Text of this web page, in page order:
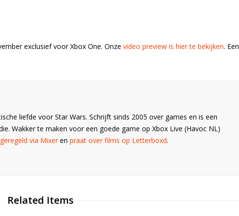
exclusief voor Xbox One. Onze video preview is hier te bekijken. Een
liefde voor Star Wars. Schrijft sinds 2005 over games en is een
Wakker te maken voor een goede game op Xbox Live (Havoc NL)
via Mixeren praat over films op Letterboxd.
Related Items